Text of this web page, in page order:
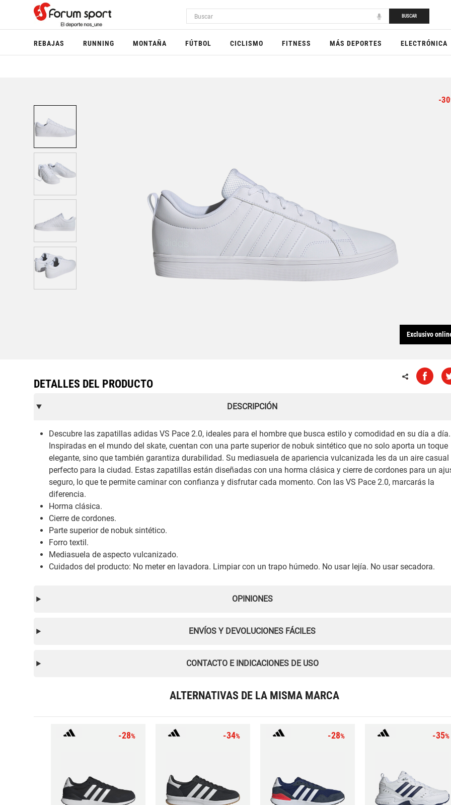
BUSCAR
REBAJAS RUNNING MONTAÑA FÚTBOL CICLISMO FITNESS MÁS DEPORTES ELECTRÓNICA
-30
Exclusivo
DETALLES DEL PRODUCTO
DESCRIPCIÓN
Descubre las zapatillas adidas VS Pace 2.0, ideales para el hombre que busca estilo y comodidad en su día a día.
Inspiradas en el mundo del skate, cuentan con una parte superior de nobuk sintético que no solo aporta un toque
elegante, sino que también garantiza durabilidad. Su mediasuela de apariencia vulcanizada les da un aire casual
perfecto para la ciudad. Estas zapatillas están diseñadas con una horma clásica y cierre de cordones para un
seguro, lo que te permite caminar con confianza y disfrutar cada momento. Con las VS Pace 2.0, marcarás la
diferencia.
Horma clásica.
Cierre de cordones.
Parte superior de nobuk sintético.
Forro textil.
Mediasuela de aspecto vulcanizado.
Cuidados del producto: No meter en lavadora. Limpiar con un trapo húmedo. No usar lejía. No usar secadora.
OPINIONES
ENVÍOS Y DEVOLUCIONES FÁCILES
CONTACTO E INDICACIONES DE USO
ALTERNATIVAS DE LA MISMA MARCA
-28% -34% -28% -35%